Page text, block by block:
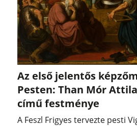
Az első jelentős
Pesten: Than Mór
című festménye
A Feszl Frigyes tervezte pesti